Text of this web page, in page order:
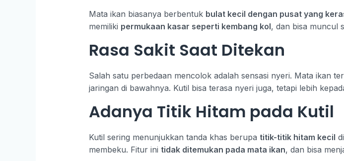
Mata ikan biasanya berbentuk bulat kecil dengan pusat yang
memiliki permukaan kasar seperti kembang kol, dan bisa muncul
Rasa Sakit Saat Ditekan
Salah satu perbedaan mencolok adalah sensasi nyeri. Mata ikan
jaringan di bawahnya. Kutil bisa terasa nyeri juga, tetapi lebih
Adanya Titik Hitam pada Kutil
Kutil sering menunjukkan tanda khas berupa titik-titik hitam kecil
membeku. Fitur ini tidak ditemukan pada mata ikan, dan bisa